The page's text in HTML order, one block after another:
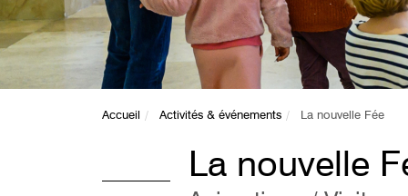
Accueil Activités & événements La nouvelle Fée
La nouvelle